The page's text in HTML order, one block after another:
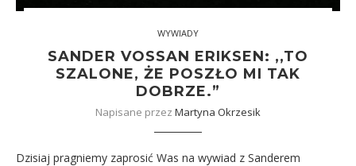
WYWIADY
SANDER VOSSAN ERIKSEN: ,,TO
SZALONE, ŻE POSZŁO MI TAK
DOBRZE.”
Napisane przez Martyna Okrzesik
Dzisiaj pragniemy zaprosić Was na wywiad z Sanderem